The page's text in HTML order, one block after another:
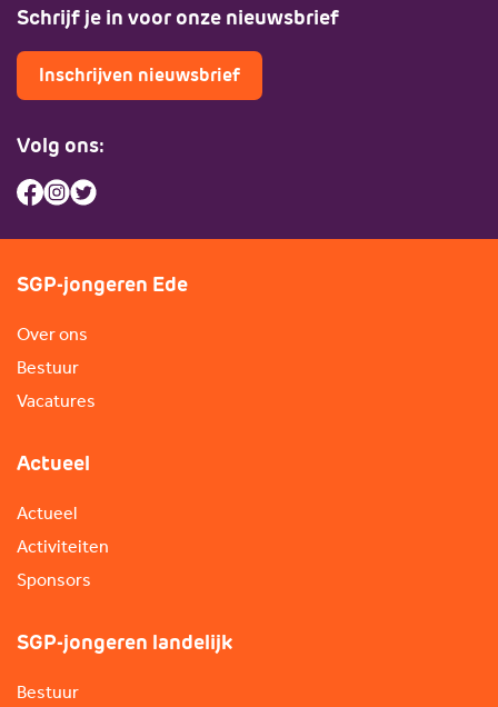
Schrijf je in voor onze nieuwsbrief
Inschrijven nieuwsbrief
Volg ons:
SGP-jongeren Ede
Over ons
Bestuur
Vacatures
Actueel
Actueel
Activiteiten
Sponsors
SGP-jongeren landelijk
Bestuur